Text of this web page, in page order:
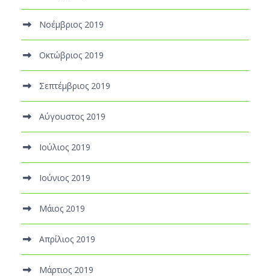
Νοέμβριος 2019
Οκτώβριος 2019
Σεπτέμβριος 2019
Αύγουστος 2019
Ιούλιος 2019
Ιούνιος 2019
Μάιος 2019
Απρίλιος 2019
Μάρτιος 2019